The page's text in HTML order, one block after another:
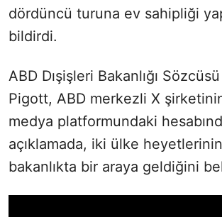
dördüncü turuna ev sahipliği
bildirdi.
ABD Dışişleri Bakanlığı
Pigott, ABD merkezli X
medya platformundaki
açıklamada, iki ülke
bakanlıkta bir araya geldiğini